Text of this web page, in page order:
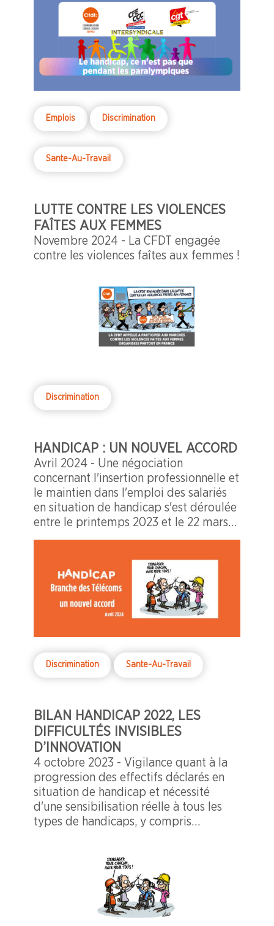
faveur des personnes en situation de
handicap.
Emplois Discrimination
Sante-Au-Travail
LUTTE CONTRE LES VIOLENCES
FAÎTES AUX FEMMES
Novembre 2024 - La CFDT engagée
contre les violences faîtes aux femmes !
Discrimination
HANDICAP : UN NOUVEL ACCORD
Avril 2024 - Une négociation
concernant l'insertion professionnelle et
le maintien dans l'emploi des salariés
en situation de handicap s'est déroulée
entre le printemps 2023 et le 22 mars
dernier.
Discrimination Sante-Au-Travail
BILAN HANDICAP 2022, LES
DIFFICULTÉS INVISIBLES
D’INNOVATION
4 octobre 2023 - Vigilance quant à la
progression des effectifs déclarés en
situation de handicap et nécessité
d'une sensibilisation réelle à tous les
types de handicaps, y compris
de l'entreprise sur les employés en
situation de handicap.